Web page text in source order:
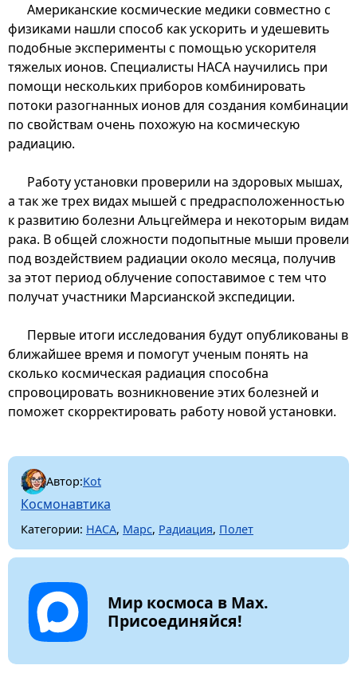
Американские космические медики совместно с
физиками нашли способ как ускорить и удешевить
подобные эксперименты с помощью ускорителя
тяжелых ионов. Специалисты НАСА научились при
помощи нескольких приборов комбинировать
потоки разогнанных ионов для создания комбинации
по свойствам очень похожую на космическую
радиацию.
Работу установки проверили на здоровых мышах,
а так же трех видах мышей с предрасположенностью
к развитию болезни Альцгеймера и некоторым видам
рака. В общей сложности подопытные мыши провели
под воздействием радиации около месяца, получив
за этот период облучение сопоставимое с тем что
получат участники Марсианской экспедиции.
Первые итоги исследования будут опубликованы в
ближайшее время и помогут ученым понять на
сколько космическая радиация способна
спровоцировать возникновение этих болезней и
поможет скорректировать работу новой установки.
Автор:Kot
Космонавтика
Категории: НАСА, Марс, Радиация, Полет
Мир космоса в Max.
Присоединяйся!